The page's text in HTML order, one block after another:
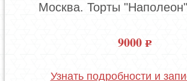
Москва. Торты
9000
Узнать подробности и